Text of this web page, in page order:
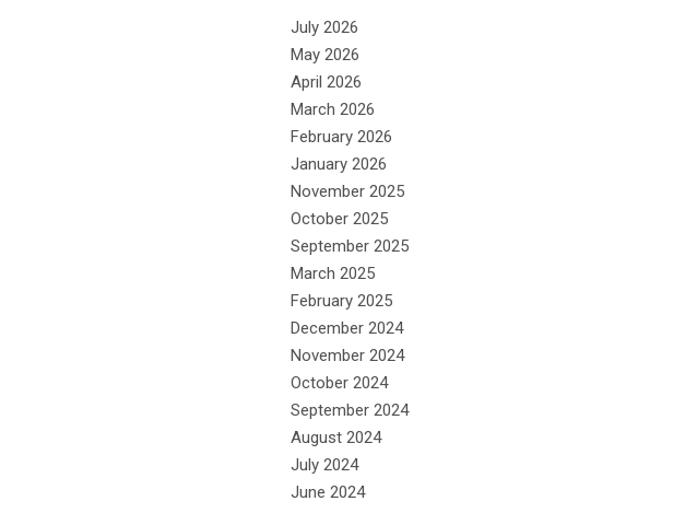
July 2026
May 2026
April 2026
March 2026
February 2026
January 2026
November 2025
October 2025
September 2025
March 2025
February 2025
December 2024
November 2024
October 2024
September 2024
August 2024
July 2024
June 2024